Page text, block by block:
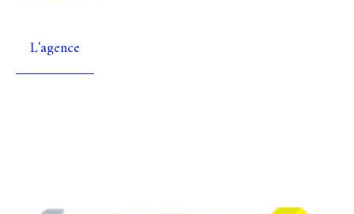
L'agence